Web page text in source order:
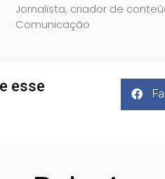
Jornalista, criador de
Comunicação
esse